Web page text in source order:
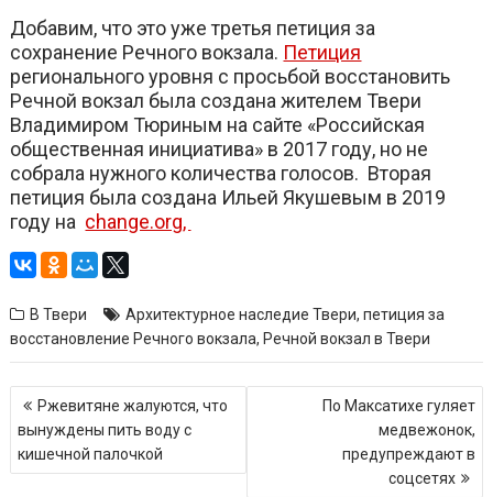
Добавим, что это уже третья петиция за
сохранение Речного вокзала. Петиция
регионального уровня с просьбой восстановить
Речной вокзал была создана жителем Твери
Владимиром Тюриным на сайте «Российская
общественная инициатива» в 2017 году, но не
собрала нужного количества голосов. Вторая
петиция была создана Ильей Якушевым в 2019
году на change.org,
В Твери Архитектурное наследие Твери,петиция за
восстановление Речного вокзала, Речной вокзал в Твери
Навигация
по
записям
Ржевитяне жалуются, что
вынуждены пить воду с
кишечной палочкой
По Максатихе гуляет
медвежонок,
предупреждают в
соцсетях